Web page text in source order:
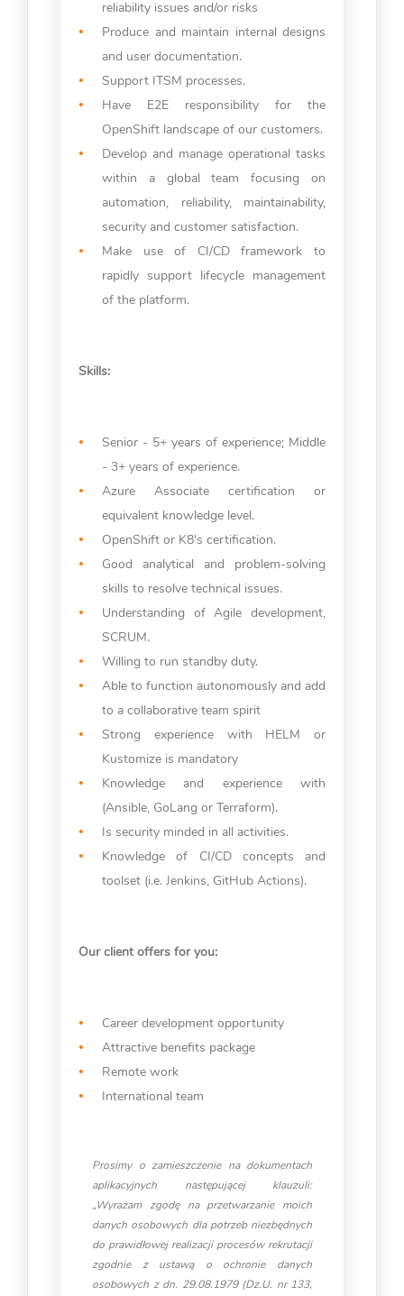
reliability issues and/or risks
Produce and maintain internal designs
and user documentation.
Support ITSM processes.
Have E2E responsibility for the
OpenShift landscape of our customers.
Develop and manage operational tasks
within a global team focusing on
automation, reliability, maintainability,
security and customer satisfaction.
Make use of CI/CD framework to
rapidly support lifecycle management
of the platform.
Skills:
Senior - 5+ years of experience; Middle
- 3+ years of experience.
Azure Associate certification or
equivalent knowledge level.
OpenShift or K8's certification.
Good analytical and problem-solving
skills to resolve technical issues.
Understanding of Agile development,
SCRUM.
Willing to run standby duty.
Able to function autonomously and add
to a collaborative team spirit
Strong experience with HELM or
Kustomize is mandatory
Knowledge and experience with
(Ansible, GoLang or Terraform).
Is security minded in all activities.
Knowledge of CI/CD concepts and
toolset (i.e. Jenkins, GitHub Actions).
Our client offers for you:
Career development opportunity
Attractive benefits package
Remote work
International team
Prosimy o zamieszczenie na dokumentach
aplikacyjnych następującej klauzuli:
„Wyrażam zgodę na przetwarzanie moich
danych osobowych dla potrzeb niezbędnych
do prawidłowej realizacji procesów rekrutacji
zgodnie z ustawą o ochronie danych
osobowych z dn. 29.08.1979 (Dz.U. nr 133,